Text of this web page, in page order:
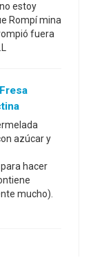
estoy
Rompí mina
fuera
azúcar y
hacer
mucho).